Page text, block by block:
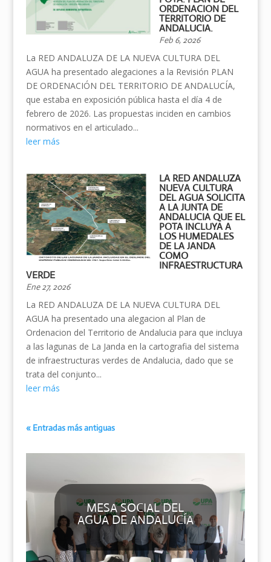
ORDENACION DEL
TERRITORIO DE
ANDALUCIA.
Feb 6, 2026
La RED ANDALUZA DE LA NUEVA CULTURA DEL
AGUA ha presentado alegaciones a la Revisión PLAN
DE ORDENACIÓN DEL TERRITORIO DE ANDALUCÍA,
que estaba en exposición pública hasta el día 4 de
febrero de 2026. Las propuestas inciden en cambios
normativos en el articulado...
leer más
LA RED ANDALUZA
NUEVA CULTURA
DEL AGUA SOLICITA
A LA JUNTA DE
ANDALUCIA QUE EL
POTA INCLUYA A
LOS HUMEDALES
DE LA JANDA
COMO
INFRAESTRUCTURA
VERDE
Ene 27, 2026
La RED ANDALUZA DE LA NUEVA CULTURA DEL
AGUA ha presentado una alegacion al Plan de
Ordenacion del Territorio de Andalucia para que incluya
a las lagunas de La Janda en la cartografia del sistema
de infraestructuras verdes de Andalucia, dado que se
trata del conjunto...
leer más
« Entradas más antiguas
MESA SOCIAL DEL
AGUA DE ANDALUCÍA